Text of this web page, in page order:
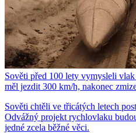
Sověti před 100 lety vymysleli
měl jezdit 300 km/h, nakonec
Sověti chtěli ve třicátých letech
Odvážný projekt rychlovlaku
jedné zcela běžné věci.